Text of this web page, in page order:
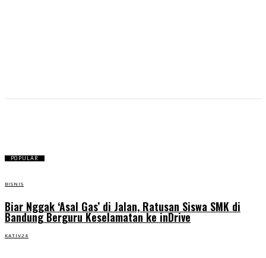
POPULAR
BISNIS
Biar Nggak ‘Asal Gas’ di Jalan, Ratusan Siswa SMK di
Bandung Berguru Keselamatan ke inDrive
KATIV24